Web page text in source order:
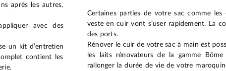
après les autres,
avec des
un kit d’entretien
contient les
Certaines parties de votre sac comme
veste en cuir vont s’user rapidement. La
des ports.
Rénover le cuir de votre sac à main est
les laits rénovateurs de la gamme
rallonger la durée de vie de votre